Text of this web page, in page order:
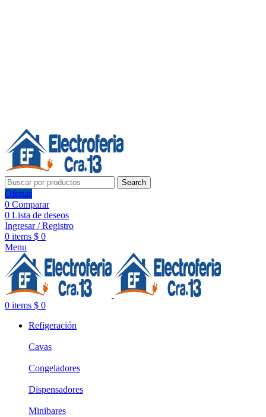
Search
Ofertas
0 Comparar
0 Lista de deseos
Ingresar / Registro
0 items $ 0
Menu
0 items $ 0
Refigeración
Cavas
Congeladores
Dispensadores
Minibares